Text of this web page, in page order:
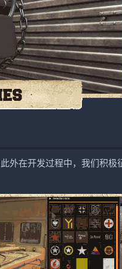
外在开发过程中，我们积